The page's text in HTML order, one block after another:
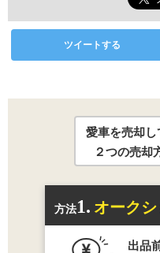
ツイートする
愛車を売却し
２つの売却
方法1. オーク
出品